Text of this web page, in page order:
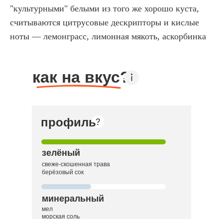
"культурными" белыми из того же хорошо куста,
считываются цитрусовые дескрипторы и кислые
ноты — лемонграсс, лимонная мякоть, аскорбинка
как на вкус?
мел
морская соль
минеральный
зелёный
свеже-скошенная трава
берёзовый сок
профиль